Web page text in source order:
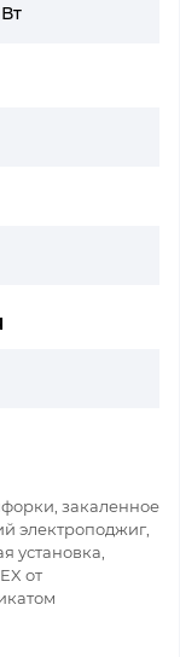
закаленное
электроподжиг,
установка,
от